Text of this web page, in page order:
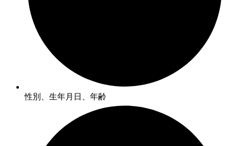
性別、生年月日、年齢